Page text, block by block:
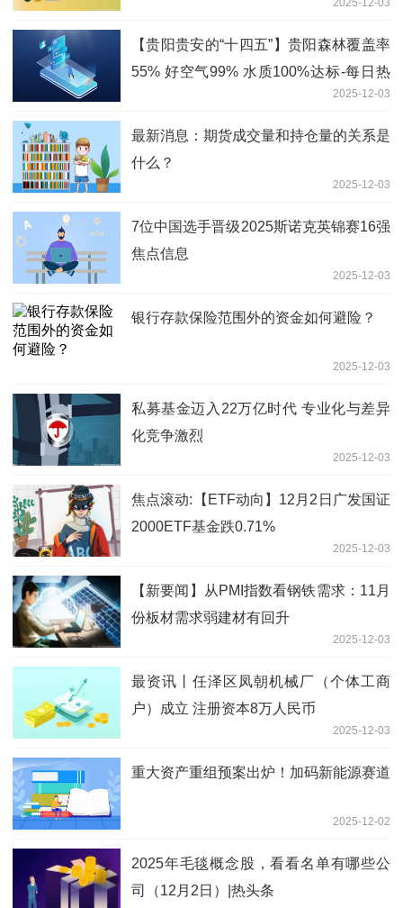
【贵阳贵安的“十四五”】贵阳森林覆盖率
55% 好空气99% 水质100%达标-每日热
2025-12-03
最新消息：期货成交量和持仓量的关系是
什么？
2025-12-03
7位中国选手晋级2025斯诺克英锦赛16强
焦点信息
2025-12-03
银行存款保险范围外的资金如何避险？
2025-12-03
私募基金迈入22万亿时代 专业化与差异
化竞争激烈
2025-12-03
焦点滚动:【ETF动向】12月2日广发国证
2000ETF基金跌0.71%
2025-12-03
【新要闻】从PMI指数看钢铁需求：11月
份板材需求弱建材有回升
2025-12-03
最资讯丨任泽区凤朝机械厂（个体工商
户）成立 注册资本8万人民币
2025-12-03
重大资产重组预案出炉！加码新能源赛道
2025-12-02
2025年毛毯概念股，看看名单有哪些公
司（12月2日）|热头条